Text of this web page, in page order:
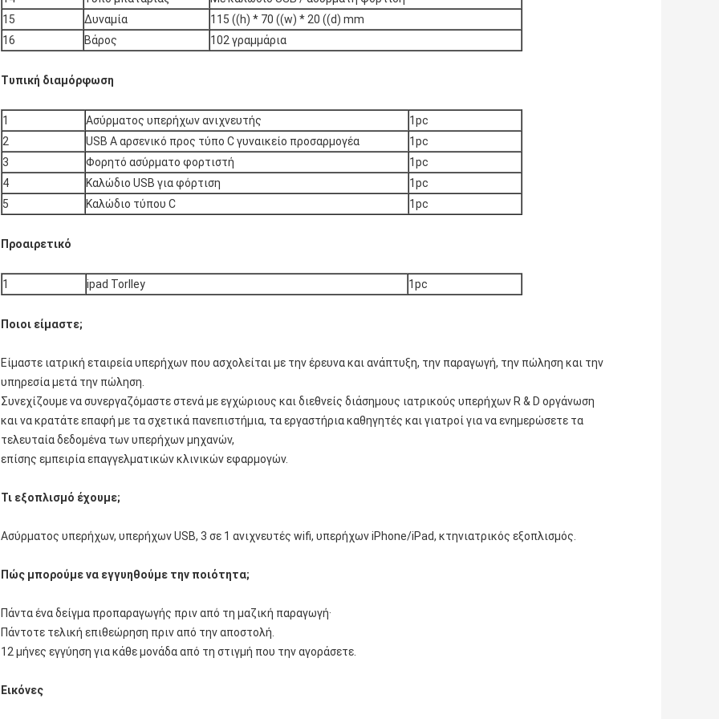
15
Δυναμία
115 ((h) * 70 ((w) * 20 ((d) mm
16
Βάρος 102 γραμμάρια
Τυπική διαμόρφωση
1 Ασύρματος υπερήχων ανιχνευτής
1pc
2
USB A αρσενικό προς τύπο C γυναικείο προσαρμογέα
1pc
3
Φορητό ασύρματο φορτιστή
1pc
4
Καλώδιο USB για φόρτιση
1pc
5
Καλώδιο τύπου C 1pc
Προαιρετικό
1 ipad Torlley 1pc
Ποιοι είμαστε;
Είμαστε ιατρική εταιρεία υπερήχων που ασχολείται με την έρευνα και ανάπτυξη, την παραγωγή, την πώληση και την
υπηρεσία μετά την πώληση.
Συνεχίζουμε να συνεργαζόμαστε στενά με εγχώριους και διεθνείς διάσημους ιατρικούς υπερήχων R & D οργάνωση
και να κρατάτε επαφή με τα σχετικά πανεπιστήμια, τα εργαστήρια καθηγητές και γιατροί για να ενημερώσετε τα
τελευταία δεδομένα των υπερήχων μηχανών,
επίσης εμπειρία επαγγελματικών κλινικών εφαρμογών.
Τι εξοπλισμό έχουμε;
Ασύρματος υπερήχων, υπερήχων USB, 3 σε 1 ανιχνευτές wifi, υπερήχων iPhone/iPad, κτηνιατρικός εξοπλισμός.
Πώς μπορούμε να εγγυηθούμε την ποιότητα;
Πάντα ένα δείγμα προπαραγωγής πριν από τη μαζική παραγωγή·
Πάντοτε τελική επιθεώρηση πριν από την αποστολή.
12 μήνες εγγύηση για κάθε μονάδα από τη στιγμή που την αγοράσετε.
Εικόνες